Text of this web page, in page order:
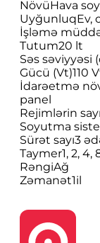
NövüHava
UyğunluqEv,
İşləmə
Tutum20 lt
Səs səviyyəsi
Gücü (Vt)110
İdarəetmə
panel
Rejimlərin sayı
Soyutma
Sürət sayı3
Taymer1, 2, 4,
RəngiAğ
Zəmanət1il